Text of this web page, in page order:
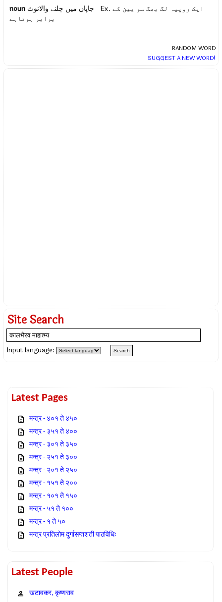
noun جاپان میں چلنے والانوٹ Ex.ایک روپیہ لگ بھگ سو یین کے
برابر ہوتاہے
RANDOM WORD
SUGGEST A NEW WORD!
Site Search
Input language:
Latest Pages
मन्त्र - ४०१ ते ४५०
मन्त्र - ३५१ ते ४००
मन्त्र - ३०१ ते ३५०
मन्त्र - २५१ ते ३००
मन्त्र - २०१ ते २५०
मन्त्र - १५१ ते २००
मन्त्र - १०१ ते १५०
मन्त्र - ५१ ते १००
मन्त्र - १ ते ५०
मन्त्र प्रतिलोम दुर्गासप्तशती पाठविधिः
Latest People
खटावकर, कृष्णराव